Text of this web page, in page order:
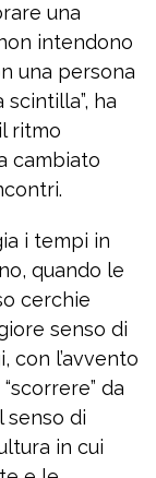
una
intendono
una persona
ha
ritmo
cambiato
i tempi in
quando le
cerchie
senso di
con l’avvento
da
senso di
in cui